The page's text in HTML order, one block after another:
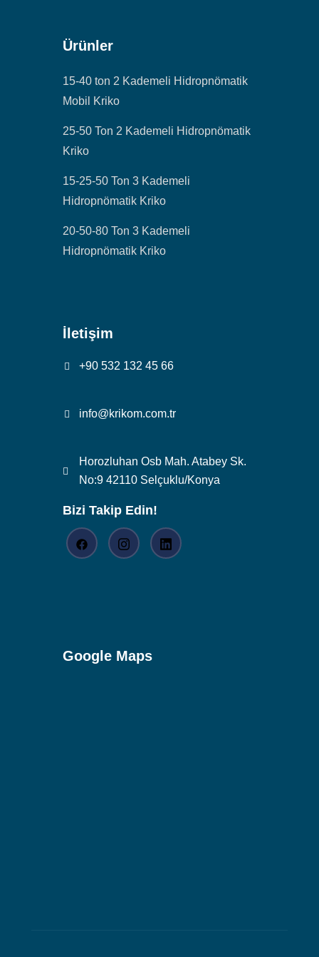
Ürünler
15-40 ton 2 Kademeli Hidropnömatik
Mobil Kriko
25-50 Ton 2 Kademeli Hidropnömatik
Kriko
15-25-50 Ton 3 Kademeli
Hidropnömatik Kriko
20-50-80 Ton 3 Kademeli
Hidropnömatik Kriko
İletişim
+90 532 132 45 66
info@krikom.com.tr
Horozluhan Osb Mah. Atabey Sk.
No:9 42110 Selçuklu/Konya
Bizi Takip Edin!
Google Maps